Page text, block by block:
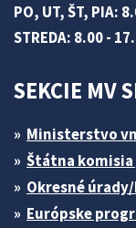
PO, UT, ŠT, PIA:
STREDA: 8.00 -
SEKCIE MV
Ministerstvo
Štátna
Okresné
Európske